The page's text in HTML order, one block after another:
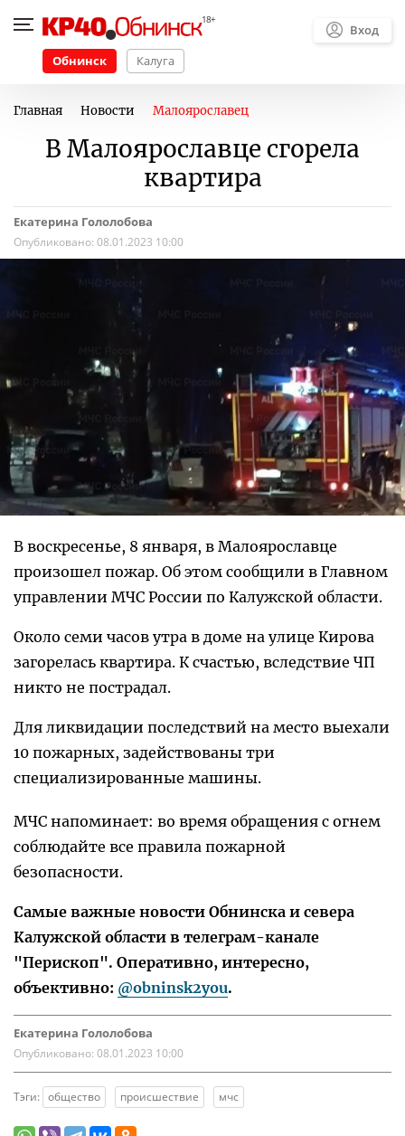
Обнинск Калуга
Вход
Главная Новости Малоярославец
В Малоярославце сгорела
квартира
Екатерина Гололобова
Опубликовано: 08.01.2023 10:00
В воскресенье, 8 января, в Малоярославце
произошел пожар. Об этом сообщили в Главном
управлении МЧС России по Калужской области.
Около семи часов утра в доме на улице Кирова
загорелась квартира. К счастью, вследствие ЧП
никто не пострадал.
Для ликвидации последствий на место выехали
10 пожарных, задействованы три
специализированные машины.
МЧС напоминает: во время обращения с огнем
соблюдайте все правила пожарной
безопасности.
Самые важные новости Обнинска и севера
Калужской области в телеграм-канале
"Перископ". Оперативно, интересно,
объективно: @obninsk2you.
Екатерина Гололобова
Опубликовано: 08.01.2023 10:00
Тэги: общество происшествие мчс